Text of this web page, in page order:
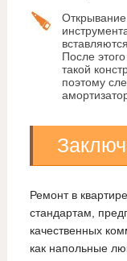
После
такой
поэтому
Ремонт в
стандартам,
качественных
как напольные